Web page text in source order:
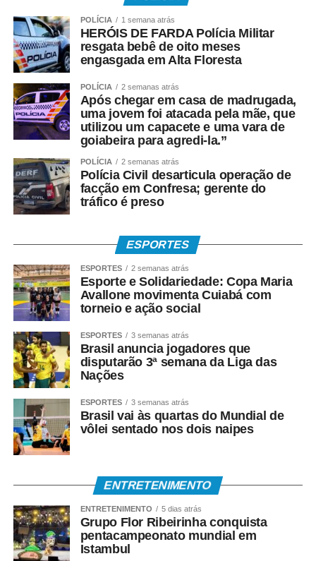
deixam de votar ou
alteram seu
comportamento. Exigir
que uma pesquisa
acerte o resultado é
confundir ciência com
bola de cristal”, afirmou
a entidade.
da Justiça Eleitoral de “assumir o papel de árbitro” da
qualidade das pesquisas.
“Entendemos que iniciativas dessa natureza precisam ser
construídas em diálogo com a comunidade científica e
estimulando práticas oportunistas e desvalorizando o
rigor metodológico que deve orientar toda pesquisa
séria”, completou.
COMENTE ABAIXO:
WhatsApp
Facebook
Twitter
Messenger
LinkedIn
Share
POLÍCIA 1 semana atrás
HERÓIS DE FARDA Polícia Militar
resgata bebê de oito meses
engasgada em Alta Floresta
POLÍCIA 2 semanas atrás
Após chegar em casa de madrugada,
uma jovem foi atacada pela mãe, que
utilizou um capacete e uma vara de
goiabeira para agredi-la.”
POLÍCIA 2 semanas atrás
Polícia Civil desarticula operação de
facção em Confresa; gerente do
tráfico é preso
ESPORTES
ESPORTES 2 semanas atrás
Esporte e Solidariedade: Copa Maria
Avallone movimenta Cuiabá com
torneio e ação social
ESPORTES 3 semanas atrás
Brasil anuncia jogadores que
disputarão 3ª semana da Liga das
Nações
ESPORTES 3 semanas atrás
Brasil vai às quartas do Mundial de
vôlei sentado nos dois naipes
ENTRETENIMENTO
ENTRETENIMENTO 5 dias atrás
Grupo Flor Ribeirinha conquista
pentacampeonato mundial em
Istambul